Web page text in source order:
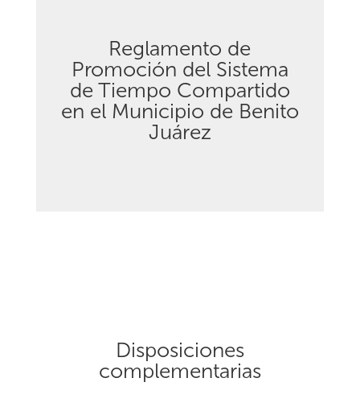
Reglamento de
Promoción del Sistema
de Tiempo Compartido
en el Municipio de Benito
Juárez
Descargar
Disposiciones
complementarias